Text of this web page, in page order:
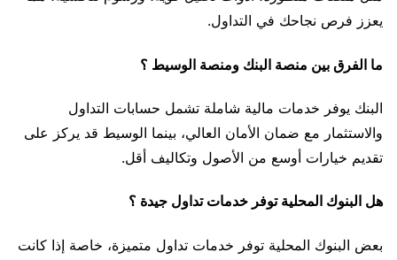
يعزز فرص نجاحك في التداول.
ما الفرق بين منصة البنك ومنصة الوسيط ؟
البنك يوفر خدمات مالية شاملة تشمل حسابات التداول
والاستثمار مع ضمان الأمان العالي، بينما الوسيط قد يركز على
تقديم خيارات أوسع من الأصول وتكاليف أقل.
هل البنوك المحلية توفر خدمات تداول جيدة ؟
بعض البنوك المحلية توفر خدمات تداول متميزة، خاصة إذا كانت